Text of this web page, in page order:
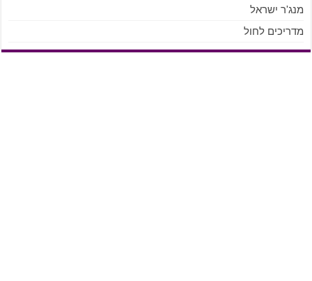
מנג'ר ישראל
מדריכים לחול